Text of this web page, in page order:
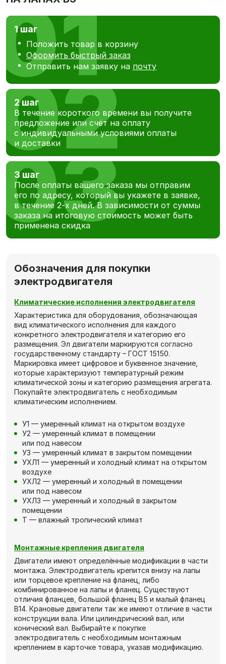
1 шаг
Положить товар в корзину
Оформить быстрый заказ
Отправить нам заявку на почту
2 шаг
В течение короткого времени вы получите
предложение или счёт на оплату
с индивидуальными условиями оплаты
и доставки
3 шаг
После оплаты вашего заказа мы отправим
его по адресу, который вы укажете в заявке,
в течение 2-х дней. В зависимости от суммы
заказа на итоговую стоимость может быть
применена скидка
Обозначения для покупки
электродвигателя
Климатические исполнения электродвигателя
Характеристика для оборудования, обозначающая
вид климатического исполнения для каждого
конкретного электродвигателя и категорию его
размещения. Эл двигатели маркируются согласно
государственному стандарту – ГОСТ 15150.
Маркировка имеет цифровое и буквенное значение,
которые характеризуют температурный режим
климатической зоны и категорию размещения агрегата.
Покупайте электродвигатель с необходимым
климатическим исполнением.
У1 — умеренный климат на открытом воздухе
У2 — умеренный климат в помещении
или под навесом
У3 — умеренный климат в закрытом помещении
УХЛ1 — умеренный и холодный климат на открытом
воздухе
УХЛ2 — умеренный и холодный в помещении
или под навесом
УХЛ3 — умеренный и холодный в закрытом
помещении
Т — влажный тропический климат
Монтажные крепления двигателя
Двигатели имеют определённые модификации в части
монтажа. Электродвигатель крепится внизу на лапы
или торцевое крепление на фланец, либо
комбинированное на лапы и фланец. Существуют
отличия фланцев, большой фланец В5 и малый фланец
В14. Крановые двигатели так же имеют отличие в части
конструкции вала. Или цилиндрический вал, или
конический вал. Выбирайте к покупке
электродвигатель с необходимым монтажным
креплением в карточке товара, указав модификацию.